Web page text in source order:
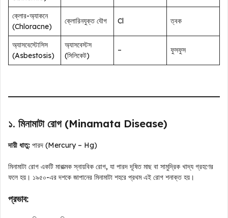
ক্লোর-অ্যাকনে
(Chloracne)
ক্লোরিনযুক্ত যৌগ Cl ত্বক
অ্যাসবেস্টোসিস
(Asbestosis)
অ্যাসবেস্টস
(সিলিকেট)
– ফুসফুস
১. মিনামাটা রোগ (Minamata Disease)
দায়ী ধাতু: পারদ (Mercury – Hg)
মিনামাটা রোগ একটি মারাত্মক স্নায়বিক রোগ, যা পারদ দূষিত মাছ বা সামুদ্রিক খাদ্য গ্রহণের
ফলে হয়। ১৯৫০-এর দশকে জাপানের মিনামাটা শহরে প্রথম এই রোগ শনাক্ত হয়।
প্রভাব: